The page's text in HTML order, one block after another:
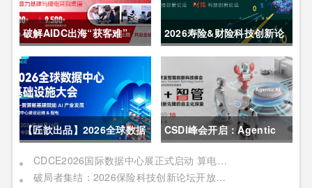
破解AIDC出海“获客难”
CDCE2026数据中心展
以“算电协同”重构全球算力
供应链
2026寿险&财险科技创新论
坛圆满举办
【匠歆出品】2026全球数据
中心基础设施大会首发｜院
士领衔，100+头部企业已确
CSDI峰会开启：Agentic
AI 落地应用的黄金期，智能
系统重塑生产力
CDCE2026国际数据中心展正式启动 算电协同驱动产业升级 搭建全球合作平台
破局者集结：2026保险科技创新论坛开放“数智共生”最佳实践案例征集